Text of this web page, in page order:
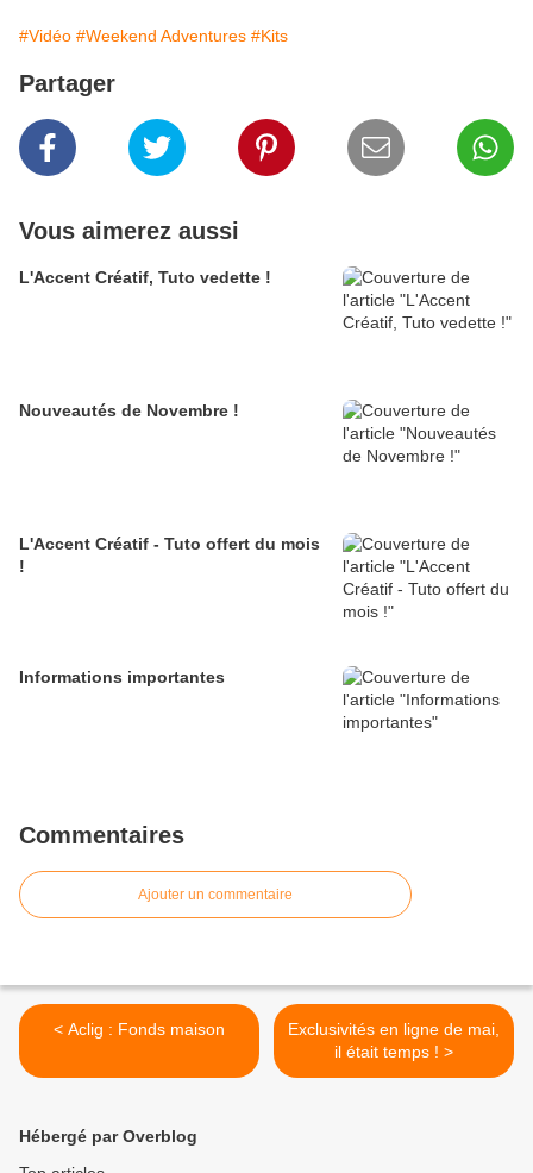
#Vidéo #Weekend Adventures #Kits
Partager
Vous aimerez aussi
L'Accent Créatif, Tuto vedette !
Nouveautés de Novembre !
L'Accent Créatif - Tuto offert du mois
!
Informations importantes
Commentaires
Ajouter un commentaire
< Aclig : Fonds maison
Exclusivités en ligne de mai,
il était temps ! >
Hébergé par Overblog